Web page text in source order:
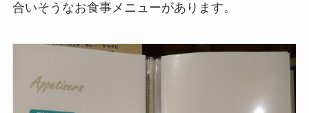
合いそうなお食事メニューがあります。